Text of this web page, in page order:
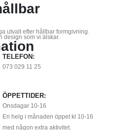
utvalt efter hållbar formgivning.
design som vi älskar.
TELEFON:
073 029 11 25
ÖPPETTIDER:
Onsdagar 10-16
En helg i månaden öppet kl 10-16
med någon extra aktivitet.